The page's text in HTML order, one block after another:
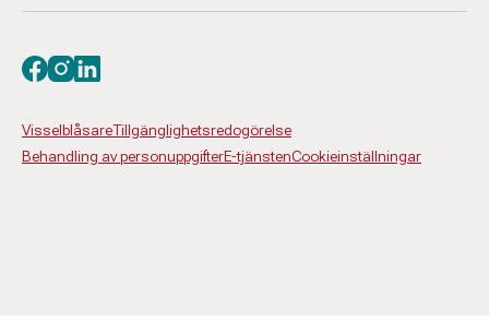
VisselblåsareTillgänglighetsredogörelse
Behandling av personuppgifterE-tjänstenCookieinställningar
Besök oss på facebook
Besök oss på instagram
Besök oss på linkedin